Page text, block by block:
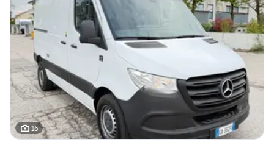
16